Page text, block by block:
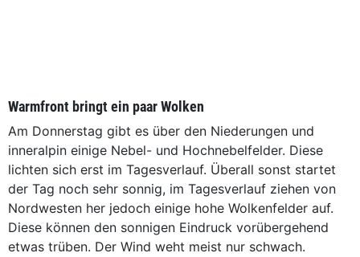
Warmfront bringt ein paar Wolken
Am Donnerstag gibt es über den Niederungen und
inneralpin einige Nebel- und Hochnebelfelder. Diese
lichten sich erst im Tagesverlauf. Überall sonst startet
der Tag noch sehr sonnig, im Tagesverlauf ziehen von
Nordwesten her jedoch einige hohe Wolkenfelder auf.
Diese können den sonnigen Eindruck vorübergehend
etwas trüben. Der Wind weht meist nur schwach.